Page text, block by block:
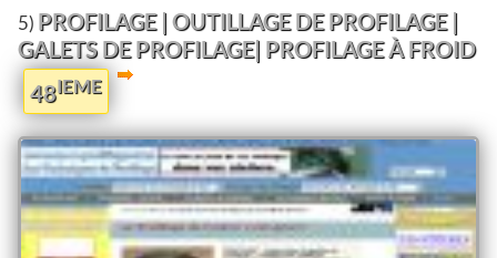
5) PROFILAGE | OUTILLAGE DE PROFILAGE |
GALETS DE PROFILAGE| PROFILAGE À FROID
48IEME